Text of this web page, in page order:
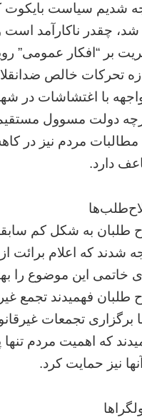
شدیم سیاست بایکوت
چقدر ناکارآمد است
بر “افکار عمومی”
تحرکات خالص
با اغتشاشات در
دولت مسوول مستقیم
مردم نیز در
دارد.
طلبان به شکل کم
شدند که اعلام برائت
خاتمی این موضوع را
طلبان فهمیدند تجمع
تجمعات غیرقانونی در سال 88 را
که اهمیت مردم
نیز حمایت کرد.